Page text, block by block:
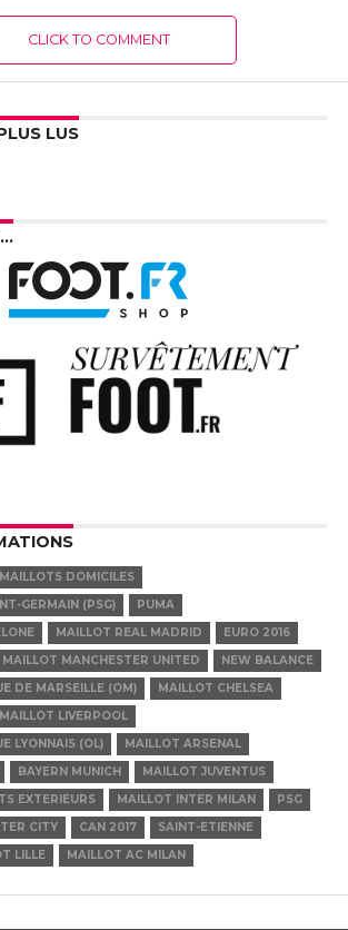
CLICK TO COMMENT
LUS
MAILLOTS DOMICILES
GERMAIN (PSG)
PUMA
MAILLOT REAL MADRID
EURO 2016
MAILLOT MANCHESTER UNITED
NEW BALANCE
DE MARSEILLE (OM)
MAILLOT CHELSEA
MAILLOT LIVERPOOL
LYONNAIS (OL)
MAILLOT ARSENAL
BAYERN MUNICH
MAILLOT JUVENTUS
EXTERIEURS MAILLOT INTER MILAN
PSG
CITY
CAN 2017
SAINT-ETIENNE
LILLE MAILLOT AC MILAN